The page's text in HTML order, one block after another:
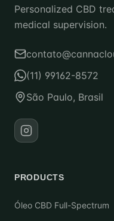
Personalized CBD
medical supervision.
(11) 99162-8572
São Paulo, Brasil
PRODUCTS
Óleo CBD Full-Spectrum